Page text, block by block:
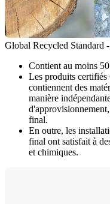
Global Recycled Standard
Contient au moins
Les produits
contiennent des
manière
final.
En outre, les
final ont satisfait à
et chimiques.